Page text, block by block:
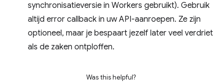
synchronisatieversie in Workers gebruikt). Gebruik
altijd error callback in uw API-aanroepen. Ze zijn
optioneel, maar je bespaart jezelf later veel verdriet
als de zaken ontploffen.
Was this helpful?